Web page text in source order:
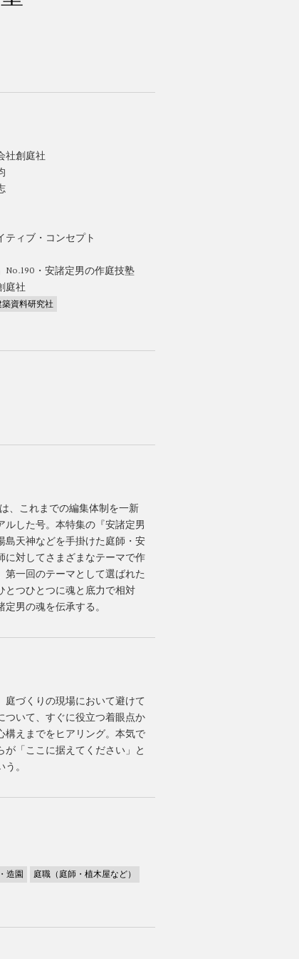
社創庭社
ィブ・コンセプト
・安諸定男の作庭技塾
庭社
資料研究社
、これまでの編集体制を一新
ルした号。本特集の『安諸定男
島天神などを手掛けた庭師・安
に対してさまざまなテーマで作
第一回のテーマとして選ばれた
とつひとつに魂と底力で相対
男の魂を伝承する。
庭づくりの現場において避けて
ついて、すぐに役立つ着眼点か
構えまでをヒアリング。本気で
が「ここに据えてください」と
。
造園
庭職（庭師・植木屋など）